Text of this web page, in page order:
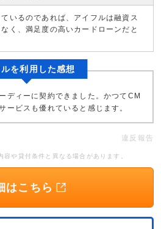
いるのであれば、アイフルは融資ス
く、満足度の高いカードローンだと
を利用した感想
ディーに契約できました。かつてCM
ービスも優れていると感じます。
違反報告
や貸付条件と異なる場合があります。
はこちら